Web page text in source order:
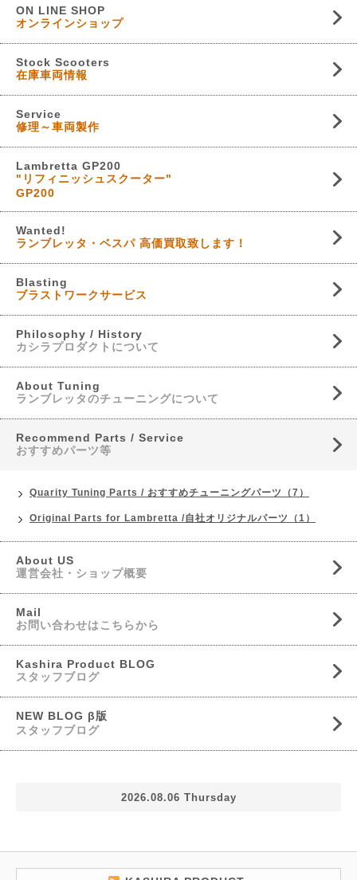
ON LINE SHOP
オンラインショップ
Stock Scooters
在庫車両情報
Service
修理～車両製作
Lambretta GP200
"リフィニッシュスクーター"
GP200
Wanted!
ランブレッタ・ベスパ 高価買取致します！
Blasting
ブラストワークサービス
Philosophy / History
カシラプロダクトについて
About Tuning
ランブレッタのチューニングについて
Recommend Parts / Service
おすすめパーツ等
Quarity Tuning Parts / おすすめチューニングパーツ（7）
Original Parts for Lambretta /自社オリジナルパーツ（1）
About US
運営会社・ショップ概要
Mail
お問い合わせはこちらから
Kashira Product BLOG
スタッフブログ
NEW BLOG β版
スタッフブログ
2026.08.06 Thursday